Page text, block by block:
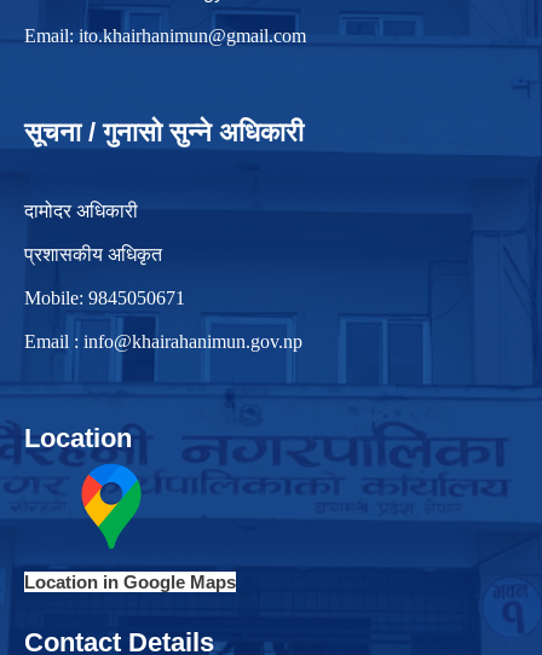
Email: ito.khairhanimun@gmail.com
सूचना / गुनासो सुन्ने अधिकारी
दामोदर अधिकारी
प्रशासकीय अधिकृत
Mobile: 9845050671
Email : info@khairahanimun.gov.np
Location
Location in Google Maps
Contact Details